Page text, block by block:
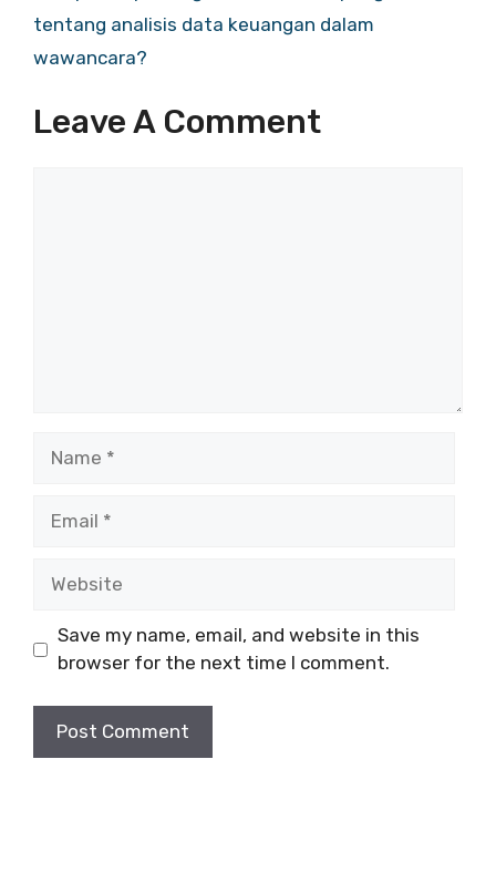
tentang analisis data keuangan dalam
wawancara?
Leave A Comment
Save my name, email, and website in this
browser for the next time I comment.